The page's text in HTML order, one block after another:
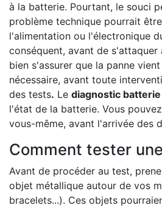
à la batterie. Pourtant, le souci
problème technique pourrait
l'alimentation ou l'électronique
conséquent, avant de
bien s'assurer que la panne
nécessaire, avant toute
des tests. Le diagnostic batterie
l'état de la batterie. Vous
vous-même, avant l'arrivée des
Comment tester
Avant de procéder au test,
objet métallique autour de vos
bracelets...). Ces objets